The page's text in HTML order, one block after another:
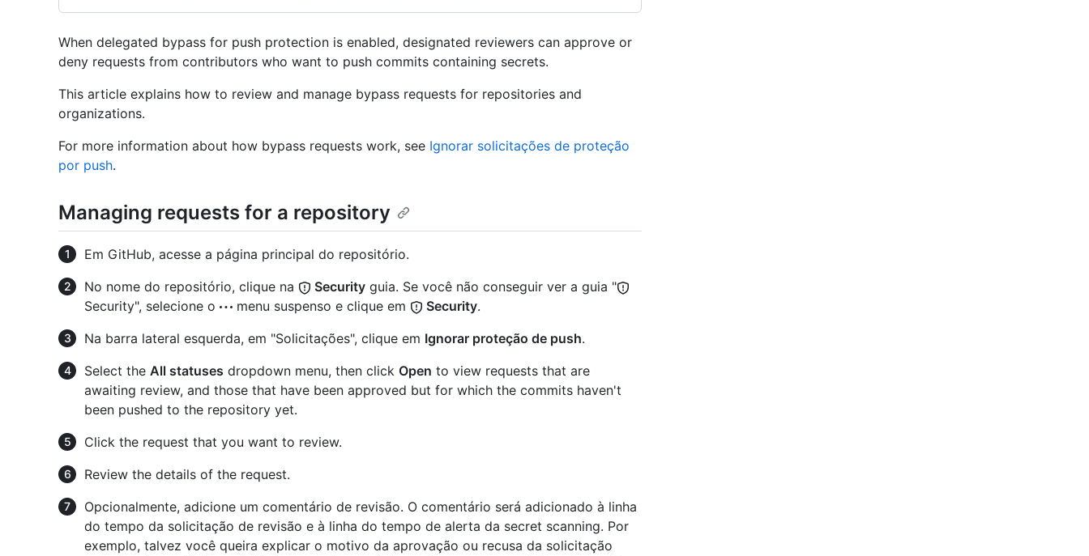
When delegated bypass for push protection is enabled, designated reviewers can approve or
deny requests from contributors who want to push commits containing secrets.
This article explains how to review and manage bypass requests for repositories and
organizations.
For more information about how bypass requests work, see Ignorar solicitações de proteção
por push.
Managing requests for a repository
Em GitHub, acesse a página principal do repositório.
No nome do repositório, clique na
Security guia. Se você não conseguir ver a guia "
Security", selecione o
menu suspenso e clique em Security.
Na barra lateral esquerda, em "Solicitações", clique em Ignorar proteção de push.
Select the All statuses dropdown menu, then click Open to view requests that are
awaiting review, and those that have been approved but for which the commits haven't
been pushed to the repository yet.
Click the request that you want to review.
Review the details of the request.
Opcionalmente, adicione um comentário de revisão. O comentário será adicionado à linha
do tempo da solicitação de revisão e à linha do tempo de alerta da secret scanning. Por
exemplo, talvez você queira explicar o motivo da aprovação ou recusa da solicitação